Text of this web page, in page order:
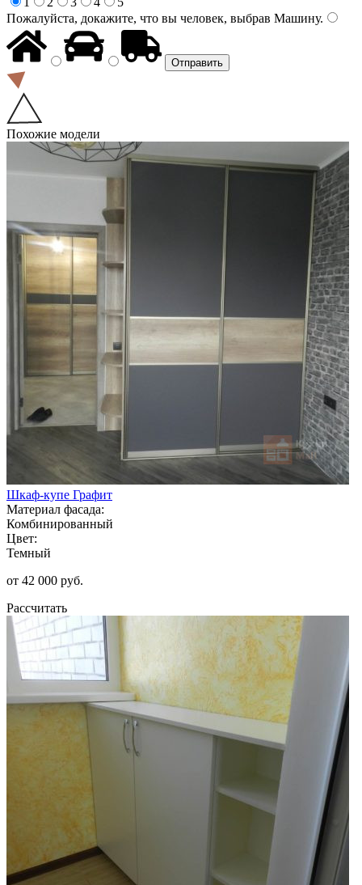
Пожалуйста, докажите, что вы человек, выбрав Машину.
Похожие модели
Шкаф-купе Графит
Материал фасада:
Комбинированный
Цвет:
Темный
от 42 000 руб.
Рассчитать